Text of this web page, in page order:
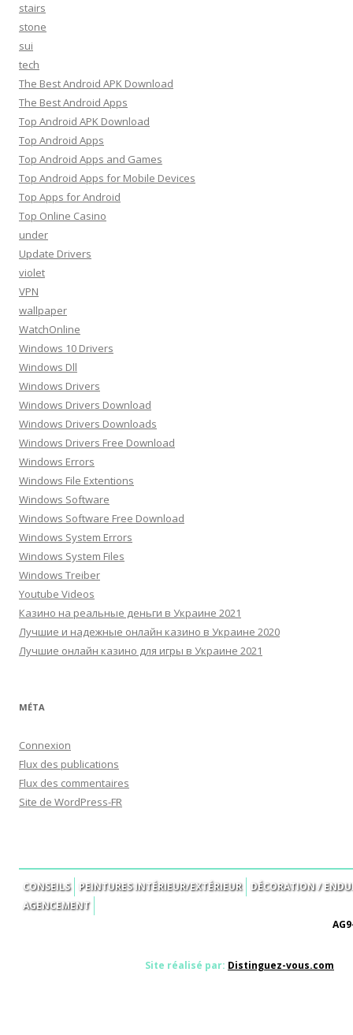
stairs
stone
sui
tech
The Best Android APK Download
The Best Android Apps
Top Android APK Download
Top Android Apps
Top Android Apps and Games
Top Android Apps for Mobile Devices
Top Apps for Android
Top Online Casino
under
Update Drivers
violet
VPN
wallpaper
WatchOnline
Windows 10 Drivers
Windows Dll
Windows Drivers
Windows Drivers Download
Windows Drivers Downloads
Windows Drivers Free Download
Windows Errors
Windows File Extentions
Windows Software
Windows Software Free Download
Windows System Errors
Windows System Files
Windows Treiber
Youtube Videos
Казино на реальные деньги в Украине 2021
Лучшие и надежные онлайн казино в Украине 2020
Лучшие онлайн казино для игры в Украине 2021
MÉTA
Connexion
Flux des publications
Flux des commentaires
Site de WordPress-FR
CONSEILS PEINTURES INTÉRIEUR/EXTÉRIEUR
DÉCORATION /
AGENCEMENT
Site réalisé par: Distinguez-vous.com